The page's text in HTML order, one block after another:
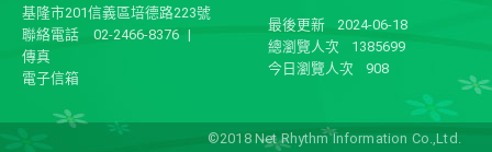
基隆市201信義區培德路223號
聯絡電話
02-2466-8376 |
傳真
電子信箱
最後更新
2024-06-18
總瀏覽人次
1385699
今日瀏覽人次
908
©2018 Net Rhythm Information Co.,Ltd.